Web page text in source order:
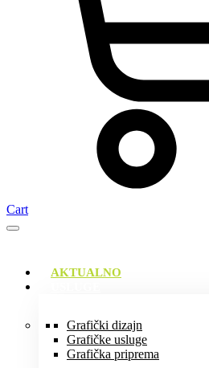
Cart
AKTUALNO
Grafički dizajn
Grafičke usluge
Grafička priprema